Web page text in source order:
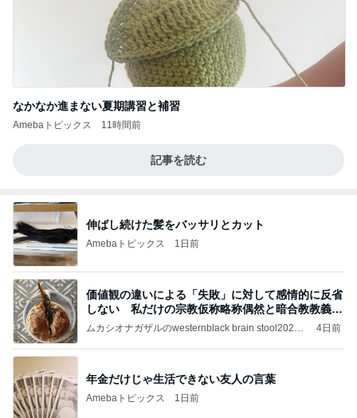
なかなか進まない夏期講習と補習
Amebaトピックス 11時間前
記事を読む
伸ばし続けた髪をバッサリとカット
Amebaトピックス 1日前
価値観の違いによる「失敗」に対して感情的に反省
しない 私だけの宗教仮称略称偶然と暗合教教義候
補
ムカシオナガザルのwesternblack brain stool2024
ガザル
4日前
年金だけじゃ生活できない友人の言葉
Amebaトピックス 1日前